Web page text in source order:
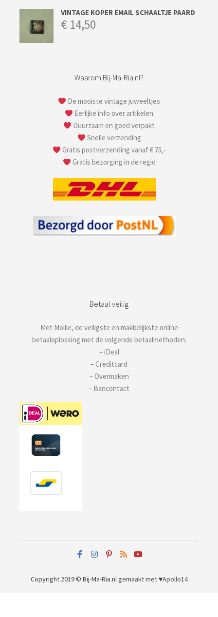
VINTAGE KOPER EMAIL SCHAALTJE PAARD
€ 14,50
Waarom Bij-Ma-Ria.nl?
De mooiste vintage juweeltjes
Eerlijke info over artikelen
Duurzaam en goed verpakt
Snelle verzending
Gratis postverzending vanaf € 75,-
Gratis bezorging in de regio
Betaal veilig
Met Mollie, de veiligste en makkelijkste online
betaaloplossing met de volgende betaalmethoden:
– iDeal
– Creditcard
– Overmaken
– Bancontact
Copyright 2019 © Bij-Ma-Ria.nlgemaakt met ♥Apollo14